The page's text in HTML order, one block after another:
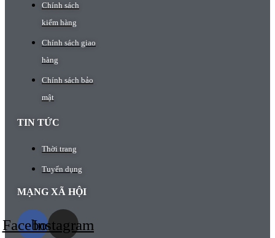
Chính sách
kiểm hàng
Chính sách giao
hàng
Chính sách bảo
mật
TIN TỨC
Thời trang
Tuyển dụng
MẠNG XÃ HỘI
FacebookInstagram